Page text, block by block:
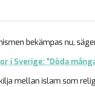
bekämpas nu,
i Sverige: ”Döda
mellan islam som